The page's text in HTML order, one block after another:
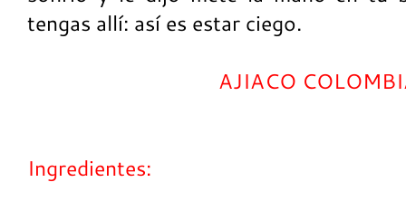
tengas allí: así es estar ciego.
AJIACO
Ingredientes: